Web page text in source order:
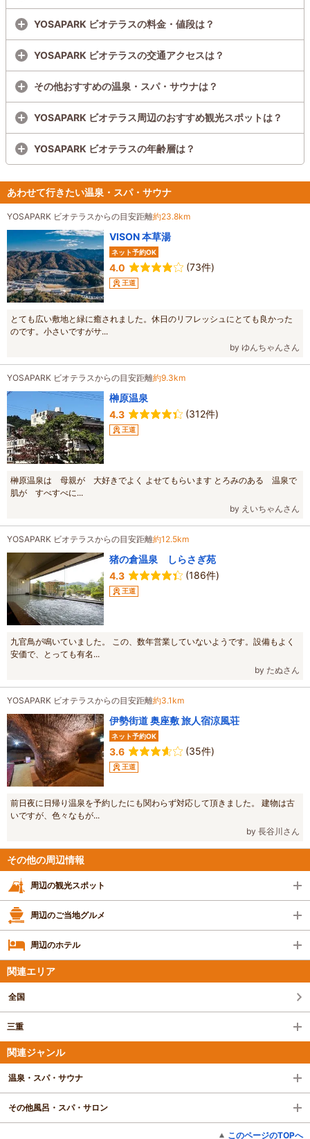
YOSAPARK ビオテラスの料金・値段は？
YOSAPARK ビオテラスの交通アクセスは？
その他おすすめの温泉・スパ・サウナは？
YOSAPARK ビオテラス周辺のおすすめ観光スポットは？
YOSAPARK ビオテラスの年齢層は？
あわせて行きたい温泉・スパ・サウナ
YOSAPARK ビオテラスからの目安距離約23.8km
VISON 本草湯
ネット予約OK
4.0 (73件)
王道
とても広い敷地と緑に癒されました。休日のリフレッシュにとても良かった
のです。小さいですがサ...
by ゆんちゃんさん
YOSAPARK ビオテラスからの目安距離約9.3km
榊原温泉
4.3
(312件)
王道
榊原温泉は 母親が 大好きでよく よせてもらいます とろみのある 温泉で
肌が すべすべに...
by えいちゃんさん
YOSAPARK ビオテラスからの目安距離約12.5km
猪の倉温泉 しらさぎ苑
4.3
(186件)
王道
九官鳥が鳴いていました。 この、数年営業していないようです。設備もよく
安価で、とっても有名...
by たぬさん
YOSAPARK ビオテラスからの目安距離約3.1km
伊勢街道 奥座敷 旅人宿涼風荘
ネット予約OK
3.6 (35件)
王道
前日夜に日帰り温泉を予約したにも関わらず対応して頂きました。 建物は古
いですが、色々なもが...
by 長谷川さん
その他の周辺情報
周辺の観光スポット
周辺のご当地グルメ
周辺のホテル
関連エリア
全国
三重
関連ジャンル
温泉・スパ・サウナ
その他風呂・スパ・サロン
このページのTOPへ